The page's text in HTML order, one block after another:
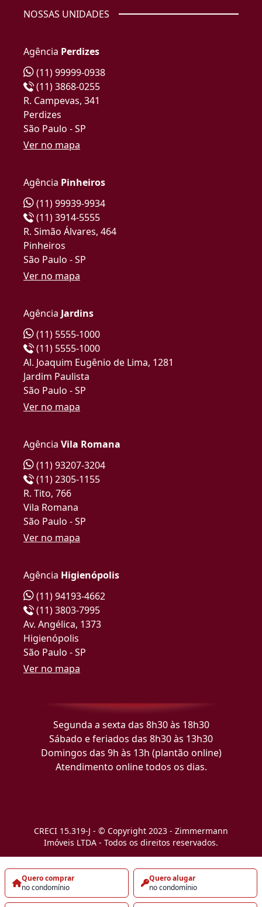
Quero comprar
no condomínio
Quero alugar
no condomínio
NOSSAS UNIDADES
Agência Perdizes
(11) 99999-0938
(11) 3868-0255
R. Campevas, 341
Perdizes
São Paulo - SP
Ver no mapa
Agência Pinheiros
(11) 99939-9934
(11) 3914-5555
R. Simão Álvares, 464
Pinheiros
São Paulo - SP
Ver no mapa
Agência Jardins
(11) 5555-1000
(11) 5555-1000
Al. Joaquim Eugênio de Lima, 1281
Jardim Paulista
São Paulo - SP
Ver no mapa
Agência Vila Romana
(11) 93207-3204
(11) 2305-1155
R. Tito, 766
Vila Romana
São Paulo - SP
Ver no mapa
Agência Higienópolis
(11) 94193-4662
(11) 3803-7995
Av. Angélica, 1373
Higienópolis
São Paulo - SP
Ver no mapa
Segunda a sexta das 8h30 às 18h30
Sábado e feriados das 8h30 às 13h30
Domingos das 9h às 13h (plantão online)
Atendimento online todos os dias.
CRECI 15.319-J - © Copyright 2023 - Zimmermann
Imóveis LTDA - Todos os direitos reservados.